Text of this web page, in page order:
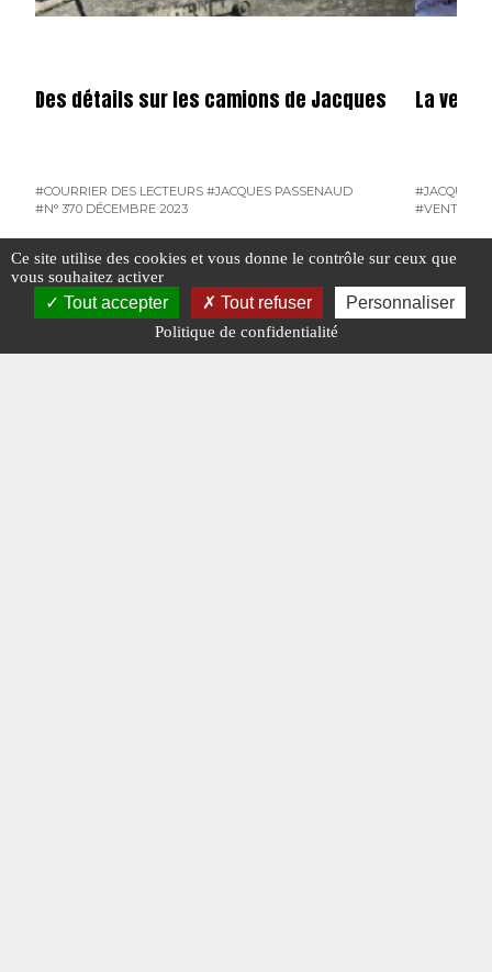
Des détails sur les camions de Jacques
#COURRIER DES LECTEURS #JACQUES PASSENAUD
#N° 370 DÉCEMBRE 2023
La
#JACQUES
#VENTE
#N° 367 SEPTEMBRE 2023
Ce site utilise des cookies et vous donne le contrôle sur ceux que
vous souhaitez activer
Tout accepter Tout refuser Personnaliser
Politique de confidentialité